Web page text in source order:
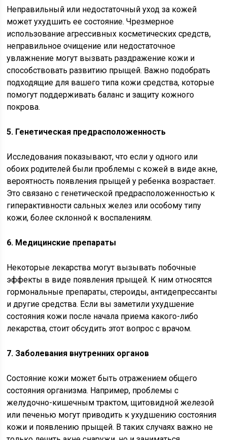
Неправильный или недостаточный уход за кожей
может ухудшить ее состояние. Чрезмерное
использование агрессивных косметических средств,
неправильное очищение или недостаточное
увлажнение могут вызвать раздражение кожи и
способствовать развитию прыщей. Важно подобрать
подходящие для вашего типа кожи средства, которые
помогут поддерживать баланс и защиту кожного
покрова.
5. Генетическая предрасположенность
Исследования показывают, что если у одного или
обоих родителей были проблемы с кожей в виде акне,
вероятность появления прыщей у ребенка возрастает.
Это связано с генетической предрасположенностью к
гиперактивности сальных желез или особому типу
кожи, более склонной к воспалениям.
6. Медицинские препараты
Некоторые лекарства могут вызывать побочные
эффекты в виде появления прыщей. К ним относятся
гормональные препараты, стероиды, антидепрессанты
и другие средства. Если вы заметили ухудшение
состояния кожи после начала приема какого-либо
лекарства, стоит обсудить этот вопрос с врачом.
7. Заболевания внутренних органов
Состояние кожи может быть отражением общего
состояния организма. Например, проблемы с
желудочно-кишечным трактом, щитовидной железой
или печенью могут приводить к ухудшению состояния
кожи и появлению прыщей. В таких случаях важно не